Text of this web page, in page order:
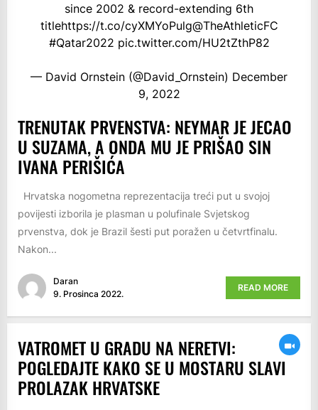
since 2002 & record-extending 6th
titlehttps://t.co/cyXMYoPulg@TheAthleticFC
#Qatar2022 pic.twitter.com/HU2tZthP82
— David Ornstein (@David_Ornstein) December
9, 2022
TRENUTAK PRVENSTVA: NEYMAR JE JECAO
U SUZAMA, A ONDA MU JE PRIŠAO SIN
IVANA PERIŠIĆA
Hrvatska nogometna reprezentacija treći put u svojoj
povijesti izborila je plasman u polufinale Svjetskog
prvenstva, dok je Brazil šesti put poražen u četvrtfinalu.
Nakon...
Daran
9. Prosinca 2022.
READ MORE
VATROMET U GRADU NA NERETVI:
POGLEDAJTE KAKO SE U MOSTARU SLAVI
PROLAZAK HRVATSKE